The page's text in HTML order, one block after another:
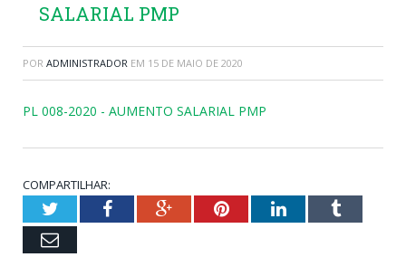
SALARIAL PMP
POR ADMINISTRADOR EM 15 DE MAIO DE 2020
PL 008-2020 - AUMENTO SALARIAL PMP
COMPARTILHAR:
TwitterFacebookGoogle+PinterestLinkedInTumblr
Email